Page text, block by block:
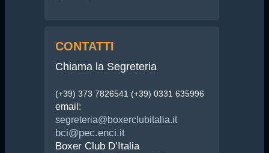
CONTATTI
Chiama la Segreteria
(+39) 373 7826541 (+39) 0331 635996
email:
segreteria@boxerclubitalia.it
bci@pec.enci.it
Boxer Club D’Italia